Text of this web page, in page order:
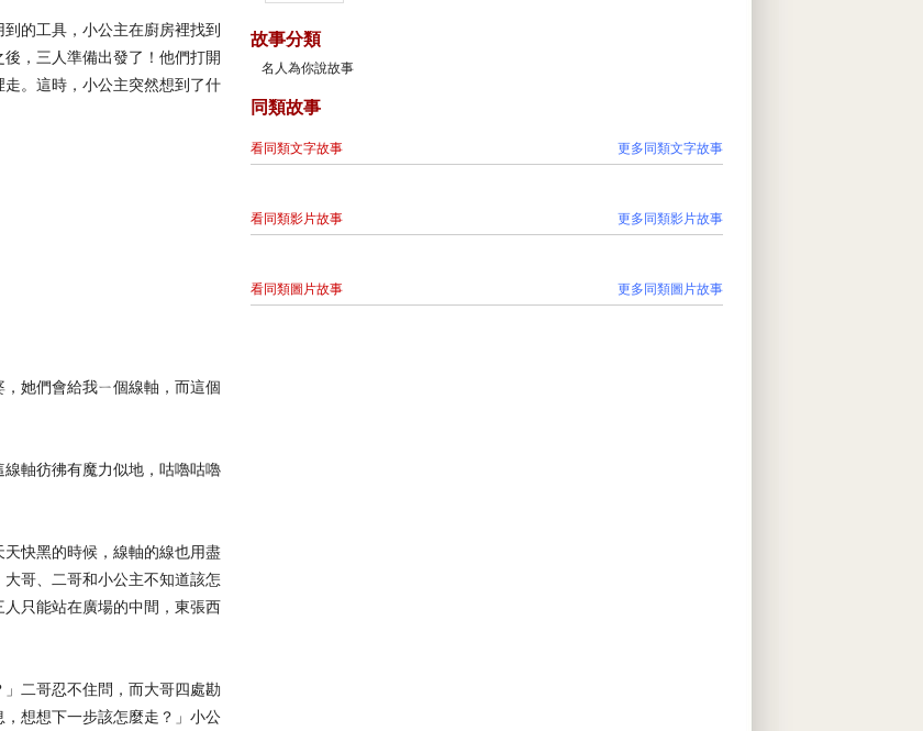
的工具，小公主在廚房裡找到
，三人準備出發了！他們打開
。這時，小公主突然想到了什
她們會給我ㄧ個線軸，而這個
軸彷彿有魔力似地，咕嚕咕嚕
快黑的時候，線軸的線也用盡
哥、二哥和小公主不知道該怎
只能站在廣場的中間，東張西
二哥忍不住問，而大哥四處勘
想想下一步該怎麼走？」小公
故事分類
名人為你說故事
同類故事
看同類文字故事 更多同類文字故事
看同類影片故事 更多同類影片故事
看同類圖片故事 更多同類圖片故事